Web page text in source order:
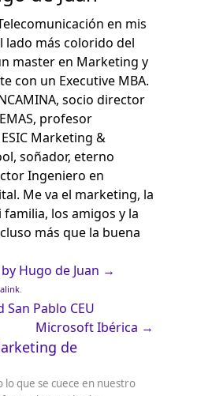
en mis
lado más colorido del
master en Marketing y
con un Executive MBA.
socio director
profesor
Marketing &
soñador, eterno
Ingeniero en
Me va el marketing, la
los amigos y la
más que la buena
Hugo de Juan →
San Pablo CEU
Microsoft Ibérica →
de
lo que se cuece en nuestro